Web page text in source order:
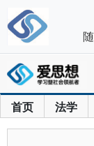
首页 法学